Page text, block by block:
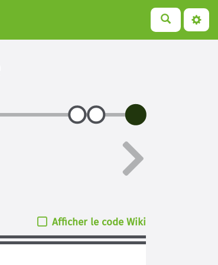
Afficher le code Wiki